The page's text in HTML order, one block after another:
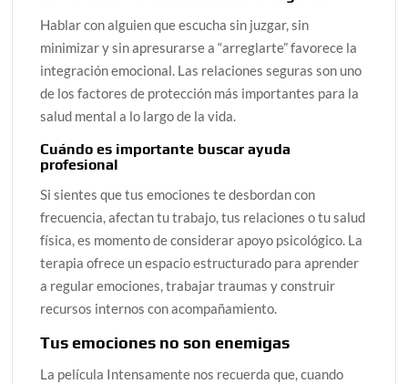
Hablar con alguien que escucha sin juzgar, sin
minimizar y sin apresurarse a “arreglarte” favorece la
integración emocional. Las relaciones seguras son uno
de los factores de protección más importantes para la
salud mental a lo largo de la vida.
Cuándo es importante buscar ayuda
profesional
Si sientes que tus emociones te desbordan con
frecuencia, afectan tu trabajo, tus relaciones o tu salud
física, es momento de considerar apoyo psicológico. La
terapia ofrece un espacio estructurado para aprender
a regular emociones, trabajar traumas y construir
recursos internos con acompañamiento.
Tus emociones no son enemigas
La película Intensamente nos recuerda que, cuando